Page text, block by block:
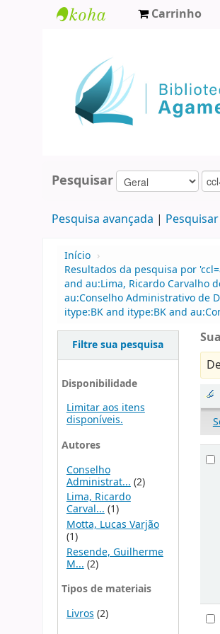
Agamenon
Magalhães
Carrinho
Pesquisar
Pesquisa avançada
Início ›
Resultados da pesquisa por
and au:Lima, Ricardo Carvalho
au:Conselho Administrativo de
itype:BK and itype:BK and
Filtre sua pesquisa
Disponibilidade
Limitar aos itens
disponíveis.
Autores
Conselho
Administrat... (2)
Lima, Ricardo
Carval...(1)
Motta, Lucas Varjão
(1)
Resende, Guilherme
M... (2)
Tipos de materiais
Livros (2)